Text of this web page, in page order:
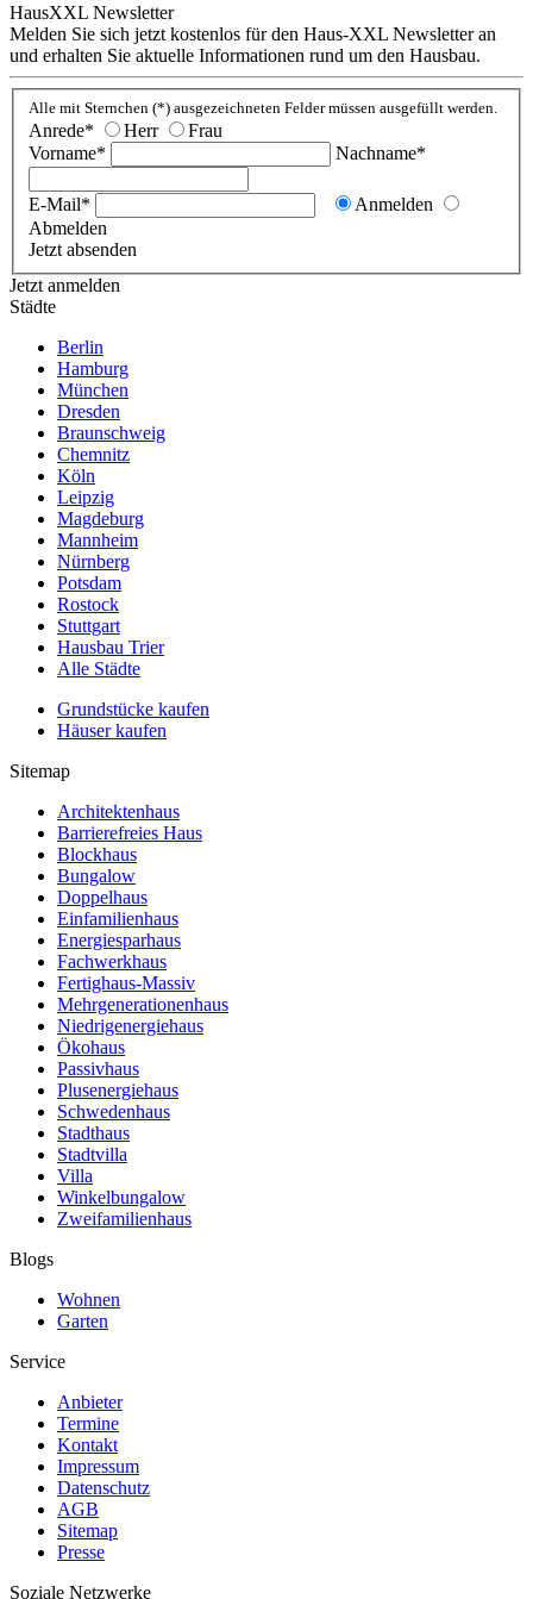
HausXXL Newsletter
Melden Sie sich jetzt kostenlos für den Haus-XXL Newsletter an
und erhalten Sie aktuelle Informationen rund um den Hausbau.
Alle mit Sternchen (*) ausgezeichneten Felder müssen ausgefüllt werden.
Anrede* Herr
Frau
Vorname*
Nachname*
E-Mail*
Anmelden
Abmelden
Jetzt absenden
Jetzt anmelden
Städte
Berlin
Hamburg
München
Dresden
Braunschweig
Chemnitz
Köln
Leipzig
Magdeburg
Mannheim
Nürnberg
Potsdam
Rostock
Stuttgart
Hausbau Trier
Alle Städte
Grundstücke kaufen
Häuser kaufen
Sitemap
Architektenhaus
Barrierefreies Haus
Blockhaus
Bungalow
Doppelhaus
Einfamilienhaus
Energiesparhaus
Fachwerkhaus
Fertighaus-Massiv
Mehrgenerationenhaus
Niedrigenergiehaus
Ökohaus
Passivhaus
Plusenergiehaus
Schwedenhaus
Stadthaus
Stadtvilla
Villa
Winkelbungalow
Zweifamilienhaus
Blogs
Wohnen
Garten
Service
Anbieter
Termine
Kontakt
Impressum
Datenschutz
AGB
Sitemap
Presse
Soziale Netzwerke